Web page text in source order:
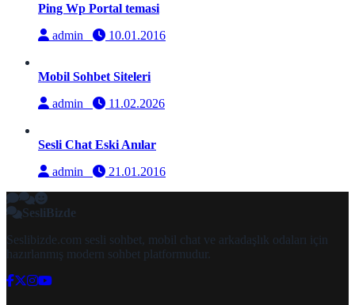
Ping Wp Portal temasi
admin
10.01.2016
Mobil Sohbet Siteleri
admin
11.02.2026
Sesli Chat Eski Anılar
admin
21.01.2016
SesliBizde
Seslibizde.com sesli sohbet, mobil chat ve arkadaşlık odaları için
hazırlanmış modern sohbet platformudur.